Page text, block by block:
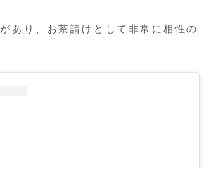
があり、お茶請けとして非常に相性の